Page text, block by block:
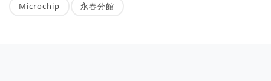
Microchip 永春分館